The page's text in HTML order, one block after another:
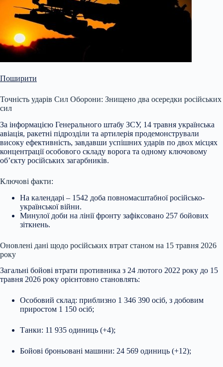
Поширити
Точність ударів Сил Оборони: Знищено два осередки російських
сил
За інформацією Генерального штабу ЗСУ, 14 травня українська
авіація, ракетні підрозділи та артилерія продемонстрували
високу ефективність, завдавши успішних ударів по двох місцях
концентрації особового складу ворога та одному ключовому
об’єкту російських загарбників.
Ключові факти:
На календарі – 1542 доба повномасштабної російсько-
української війни.
Минулої доби на лінії фронту зафіксовано 257 бойових
зіткнень.
Оновлені дані щодо російських втрат станом на 15 травня 2026
року
Загальні бойові втрати противника з 24 лютого 2022 року до 15
травня 2026 року орієнтовно становлять:
Особовий склад: приблизно 1 346 390 осіб, з добовим
приростом 1 150 осіб;
Танки: 11 935 одиниць (+4);
Бойові броньовані машини: 24 569 одиниць (+12);